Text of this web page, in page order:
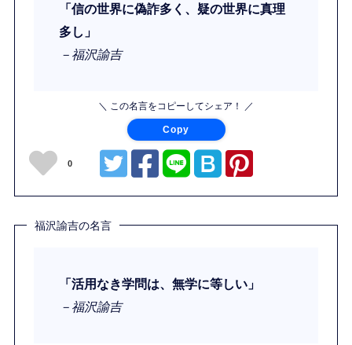
「信の世界に偽詐多く、疑の世界に真理
多し」
－福沢諭吉
＼ この名言をコピーしてシェア！ ／
Copy
0
福沢諭吉の名言
「活用なき学問は、無学に等しい」
－福沢諭吉